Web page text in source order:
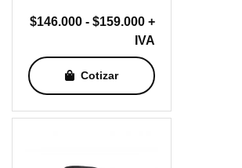
$146.000 - $159.000Rango
de
precios:
desde
$146.000
hasta
+
IVA
Cotizar